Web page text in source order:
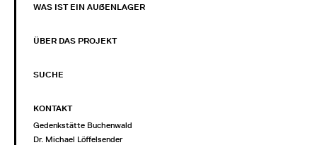
WAS IST EIN AUẞENLAGER
ÜBER DAS PROJEKT
SUCHE
KONTAKT
Gedenkstätte Buchenwald
Dr. Michael Löffelsender